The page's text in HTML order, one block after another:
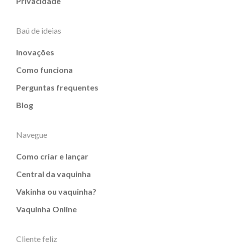
Baú de ideias
Inovações
Como funciona
Perguntas frequentes
Blog
Navegue
Como criar e lançar
Central da vaquinha
Vakinha ou vaquinha?
Vaquinha Online
Cliente feliz